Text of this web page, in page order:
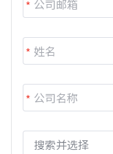
搜索并选择